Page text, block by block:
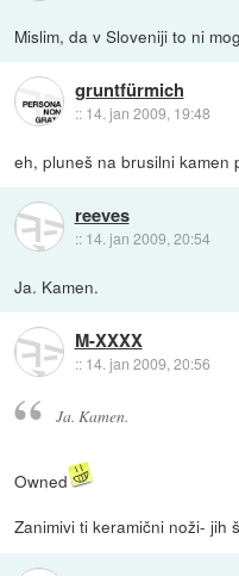
Mislim, da v Sloveniji to ni
gruntfürmich
:: 14. jan 2009, 19:48
eh, pluneš na brusilni kamen
reeves
:: 14. jan 2009, 20:54
Ja. Kamen.
M-XXXX
:: 14. jan 2009, 20:56
Ja. Kamen.
Owned
Zanimivi ti keramični noži- jih